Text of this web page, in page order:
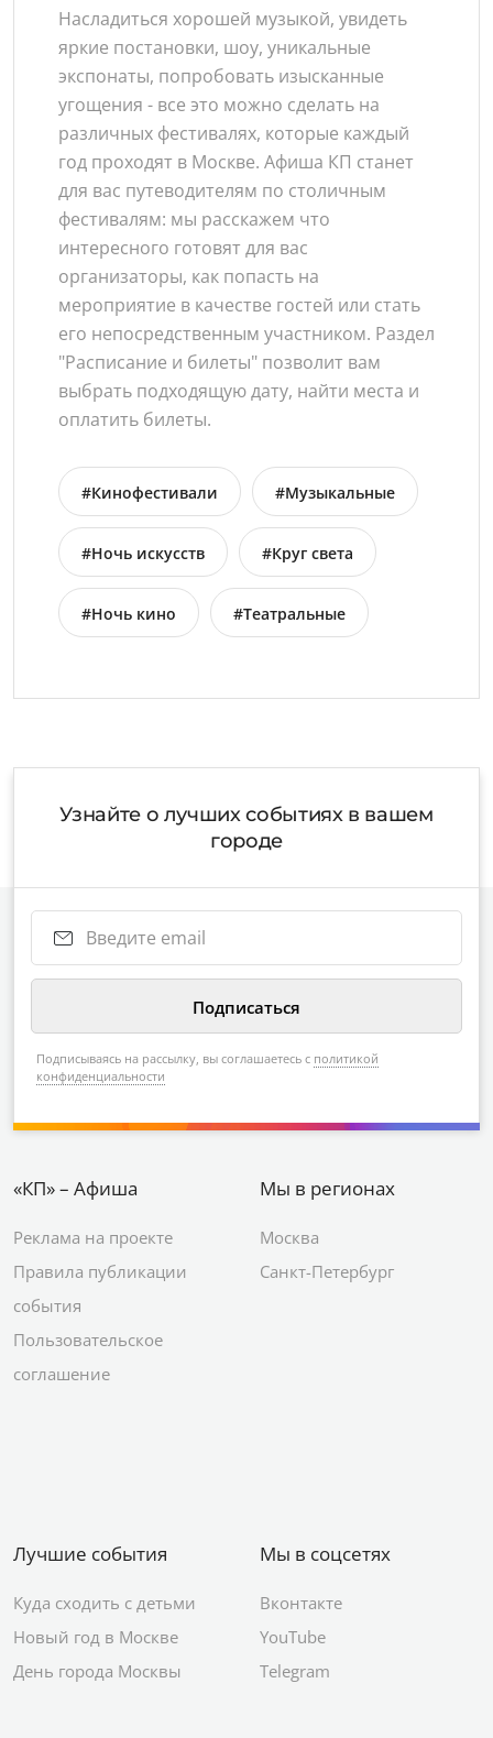
Насладиться хорошей музыкой, увидеть
яркие постановки, шоу, уникальные
экспонаты, попробовать изысканные
угощения - все это можно сделать на
различных фестивалях, которые каждый
год проходят в Москве. Афиша КП станет
для вас путеводителям по столичным
фестивалям: мы расскажем что
интересного готовят для вас
организаторы, как попасть на
мероприятие в качестве гостей или стать
его непосредственным участником. Раздел
"Расписание и билеты" позволит вам
выбрать подходящую дату, найти места и
оплатить билеты.
#Кинофестивали #Музыкальные
#Ночь искусств #Круг света
#Ночь кино #Театральные
Узнайте о лучших событиях в вашем
городе
Подписываясь на рассылку, вы соглашаетесь с политикой
конфиденциальности
«КП» – Афиша
Реклама на проекте
Правила публикации
события
Пользовательское
соглашение
Мы в регионах
Москва
Санкт-Петербург
Лучшие события
Куда сходить с детьми
Новый год в Москве
День города Москвы
Мы в соцсетях
Вконтакте
YouTube
Telegram